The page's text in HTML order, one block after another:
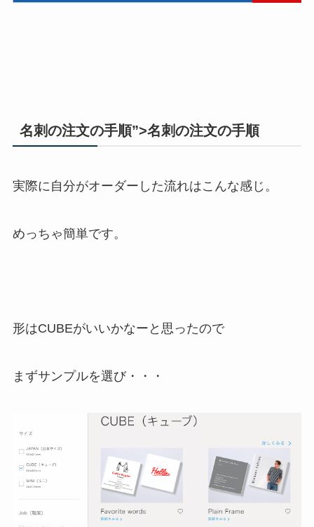
名刺の注文の手順”>名刺の注文の手順
実際に自分がオーダーした流れはこんな感じ。
めっちゃ簡単です。
形はCUBEがいいかなーと思ったので
まずサンプルを選び・・・